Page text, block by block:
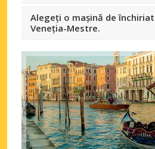
Alegeți o mașină de
Veneția-Mestre.